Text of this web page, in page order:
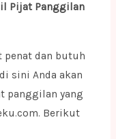
Pijat Panggilan
penat dan butuh
sini Anda akan
panggilan yang
Berikut